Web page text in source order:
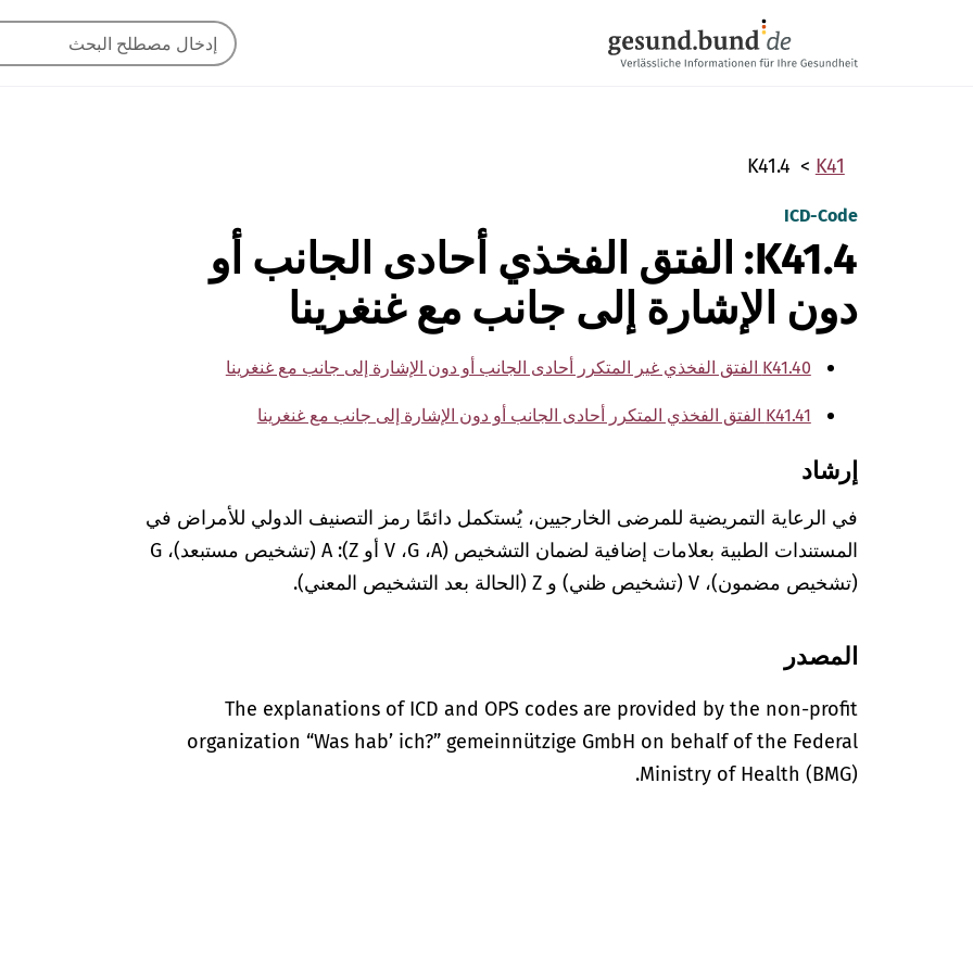
K41
K41.4
ICD-Code
K41.4: الفتق الفخذي أحادى الجانب أو
دون الإشارة إلى جانب مع غنغرينا
K41.40 الفتق الفخذي غير المتكرر أحادى الجانب أو دون الإشارة إلى جانب مع غنغرينا
K41.41 الفتق الفخذي المتكرر أحادى الجانب أو دون الإشارة إلى جانب مع غنغرينا
إرشاد
في الرعاية التمريضية للمرضى الخارجيين، يُستكمل دائمًا رمز التصنيف الدولي للأمراض في
المستندات الطبية بعلامات إضافية لضمان التشخيص (A‏، G‏، V أو Z): A (تشخيص مستبعد)، G
(تشخيص مضمون)، V (تشخيص ظني) و Z (الحالة بعد التشخيص المعني).
المصدر
The explanations of ICD and OPS codes are provided by the non-profit
organization “Was hab’ ich?” gemeinnützige GmbH on behalf of the Federal
Ministry of Health (BMG).